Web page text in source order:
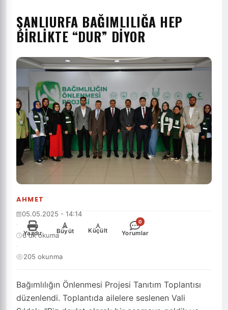
AHMET
ŞANLIURFA BAĞIMLILIĞA HEP
BIRLIKTE “DUR” DIYOR
Bağımlılığın Önlenmesi Projesi Tanıtım Toplantısı
düzenlendi. Toplantıda ailelere seslenen Vali
05.05.2025 - 14:14
·
6 dk okuma
·
205 okunma
Yazdır
+
Büyüt
-
Küçült
0
Yorumlar